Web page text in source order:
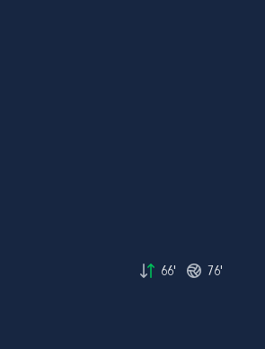
66' 76'